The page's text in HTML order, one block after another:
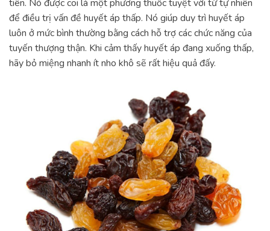
tiên. Nó được coi là một phương thuốc tuyệt vời từ tự nhiên
để điều trị vấn đề huyết áp thấp. Nó giúp duy trì huyết áp
luôn ở mức bình thường bằng cách hỗ trợ các chức năng của
tuyến thượng thận. Khi cảm thấy huyết áp đang xuống thấp,
hãy bỏ miệng nhanh ít nho khô sẽ rất hiệu quả đấy.